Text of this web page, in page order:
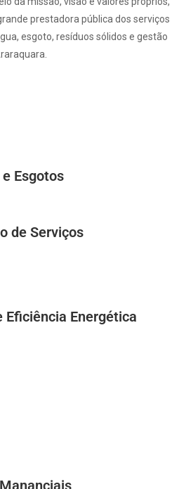
prestadora pública dos serviços
esgoto, resíduos sólidos e gestão
Esgotos
de Serviços
Eficiência Energética